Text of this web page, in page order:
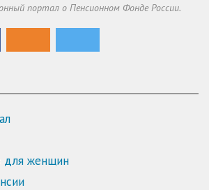
портал о Пенсионном Фонде России.
для женщин